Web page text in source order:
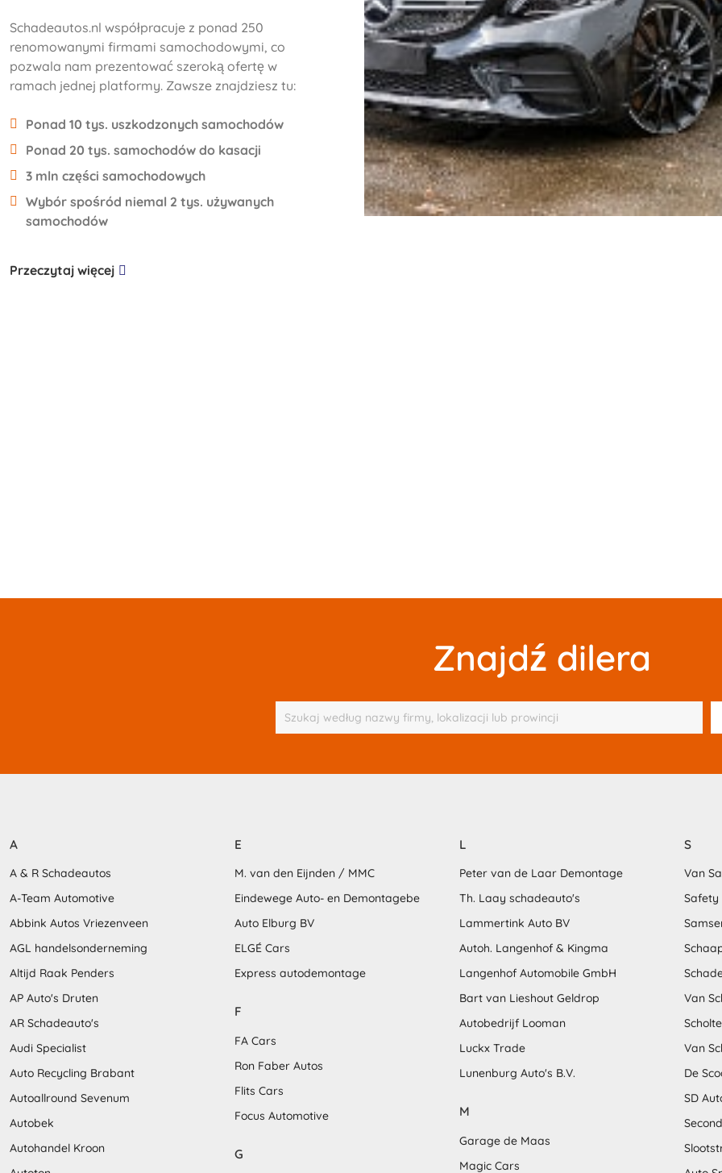
Schadeautos.nl współpracuje z ponad 250
renomowanymi firmami samochodowymi, co
pozwala nam prezentować szeroką ofertę w
ramach jednej platformy. Zawsze znajdziesz tu:
Ponad 10 tys. uszkodzonych samochodów
Ponad 20 tys. samochodów do kasacji
3 mln części samochodowych
Wybór spośród niemal 2 tys. używanych
samochodów
Przeczytaj więcej
Znajdź dilera
A
A & R Schadeautos
A-Team Automotive
Abbink Autos Vriezenveen
AGL handelsonderneming
Altijd Raak Penders
AP Auto's Druten
AR Schadeauto's
Audi Specialist
Auto Recycling Brabant
Autoallround Sevenum
Autobek
Autohandel Kroon
E
M. van den Eijnden / MMC
Eindewege Auto- en Demontagebe
Auto Elburg BV
ELGÉ Cars
Express autodemontage
F
FA Cars
Ron Faber Autos
Flits Cars
Focus Automotive
G
L
Peter van de Laar Demontage
Th. Laay schadeauto's
Lammertink Auto BV
Autoh. Langenhof & Kingma
Langenhof Automobile GmbH
Bart van Lieshout Geldrop
Autobedrijf Looman
Luckx Trade
Lunenburg Auto's B.V.
M
Garage de Maas
Magic Cars
S
Van
Safety
Van
Van
De
SD